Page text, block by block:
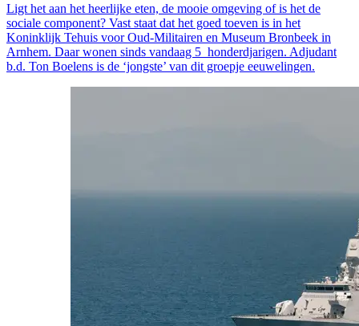
Ligt het aan het heerlijke eten, de mooie omgeving of is het de
sociale component? Vast staat dat het goed toeven is in het
Koninklijk Tehuis voor Oud-Militairen en Museum Bronbeek in
Arnhem. Daar wonen sinds vandaag 5 honderdjarigen. Adjudant
b.d. Ton Boelens is de ‘jongste’ van dit groepje eeuwelingen.